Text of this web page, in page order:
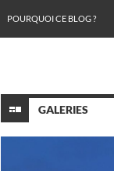
POURQUOI CE BLOG ?
GALERIES